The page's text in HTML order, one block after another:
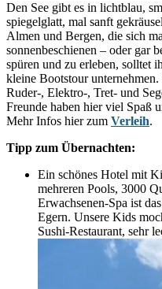
Den See gibt es in lichtblau,
spiegelglatt, mal sanft
Almen und Bergen, die sich
sonnenbeschienen – oder gar
spüren und zu erleben, solltet
kleine Bootstour
Ruder-, Elektro-, Tret- und
Freunde haben hier viel Spaß
Mehr Infos hier zum Verleih.
Tipp zum Übernachten:
Ein schönes Hotel mit
mehreren Pools, 3000
Erwachsenen-Spa ist das
Egern. Unsere Kids
Sushi-Restaurant, sehr